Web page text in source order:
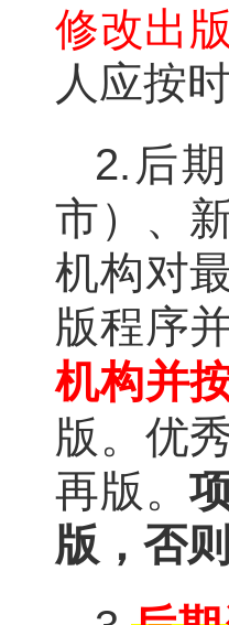
修改出版
人应按
2.后
市）、
机构对
版程序
机构并
版。优
再版。
版，否